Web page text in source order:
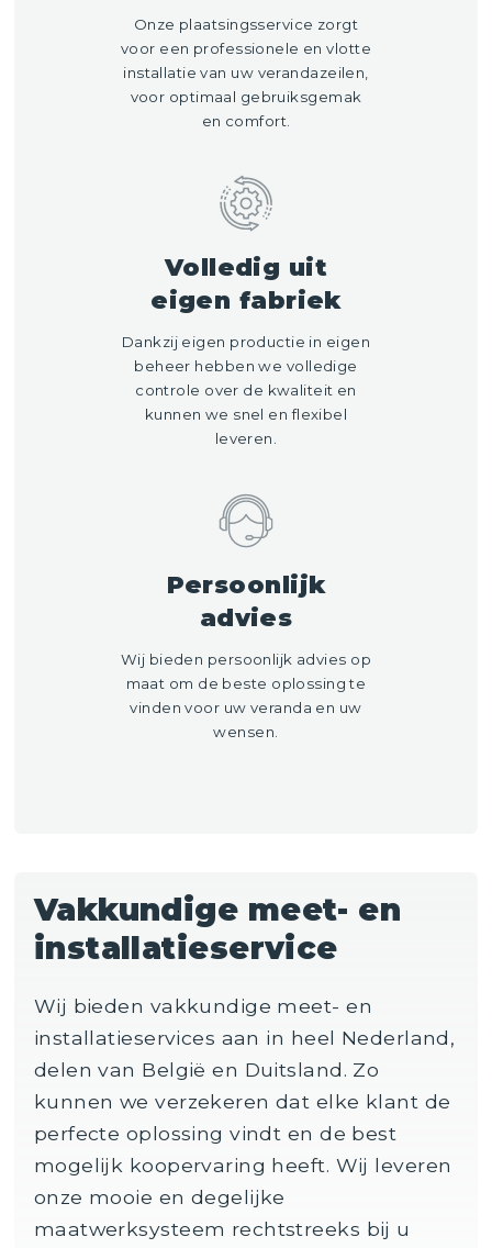
Onze plaatsingsservice zorgt
voor een professionele en vlotte
installatie van uw verandazeilen,
voor optimaal gebruiksgemak
en comfort.
Volledig uit
eigen fabriek
Dankzij eigen productie in eigen
beheer hebben we volledige
controle over de kwaliteit en
kunnen we snel en flexibel
leveren.
Persoonlijk
advies
Wij bieden persoonlijk advies op
maat om de beste oplossing te
vinden voor uw veranda en uw
wensen.
Vakkundige meet- en
installatieservice
Wij bieden vakkundige meet- en
installatieservices aan in heel Nederland,
delen van België en Duitsland. Zo
kunnen we verzekeren dat elke klant de
perfecte oplossing vindt en de best
mogelijk koopervaring heeft. Wij leveren
onze mooie en degelijke
maatwerksysteem rechtstreeks bij u